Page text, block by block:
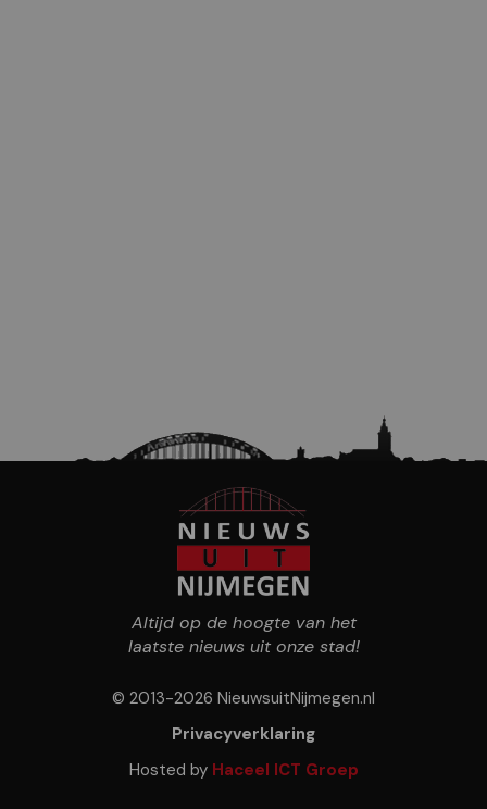
Altijd op de hoogte van het
laatste nieuws uit onze stad!
© 2013-2026 NieuwsuitNijmegen.nl
Privacyverklaring
Hosted by Haceel ICT Groep